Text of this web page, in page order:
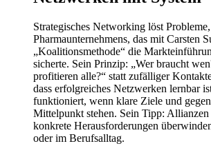
Strategisches Networking löst
Pharmaunternehmens, das mit Carsten
„Koalitionsmethode“ die
sicherte. Sein Prinzip: „Wer braucht
profitieren alle?“ statt zufälliger
dass erfolgreiches Netzwerken lernbar
funktioniert, wenn klare Ziele und
Mittelpunkt stehen. Sein Tipp: Allianzen
konkrete Herausforderungen
oder im Berufsalltag.